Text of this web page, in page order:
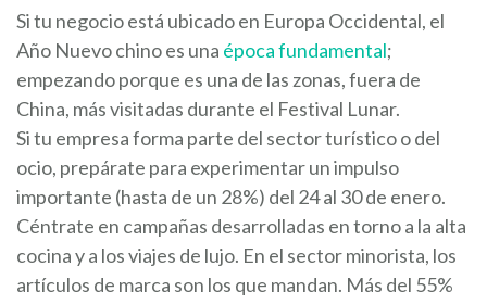
Si tu negocio está ubicado en Europa Occidental, el
Año Nuevo chino es una época fundamental;
empezando porque es una de las zonas, fuera de
China, más visitadas durante el Festival Lunar.
Si tu empresa forma parte del sector turístico o del
ocio, prepárate para experimentar un impulso
importante (hasta de un 28%) del 24 al 30 de enero.
Céntrate en campañas desarrolladas en torno a la alta
cocina y a los viajes de lujo. En el sector minorista, los
artículos de marca son los que mandan. Más del 55%